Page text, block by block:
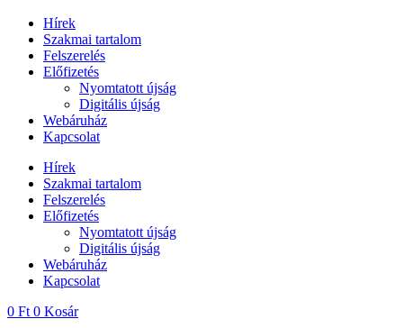
Hírek
Szakmai tartalom
Felszerelés
Előfizetés
Nyomtatott újság
Digitális újság
Webáruház
Kapcsolat
Hírek
Szakmai tartalom
Felszerelés
Előfizetés
Nyomtatott újság
Digitális újság
Webáruház
Kapcsolat
0 Ft 0 Kosár